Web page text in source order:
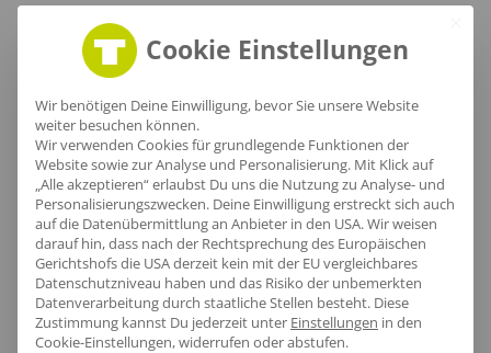
Größentabelle
Lieferzeit
[jgm-review-widget]
Cookie Einstellungen
Wir benötigen Deine Einwilligung, bevor Sie unsere Website
weiter besuchen können.
Wir verwenden Cookies für grundlegende Funktionen der
Website sowie zur Analyse und Personalisierung. Mit Klick auf
„Alle akzeptieren“ erlaubst Du uns die Nutzung zu Analyse- und
Personalisierungszwecken. Deine Einwilligung erstreckt sich auch
auf die Datenübermittlung an Anbieter in den USA. Wir weisen
darauf hin, dass nach der Rechtsprechung des Europäischen
Gerichtshofs die USA derzeit kein mit der EU vergleichbares
Datenschutzniveau haben und das Risiko der unbemerkten
Datenverarbeitung durch staatliche Stellen besteht. Diese
Zustimmung kannst Du jederzeit unter Einstellungen in den
Cookie-Einstellungen, widerrufen oder abstufen.